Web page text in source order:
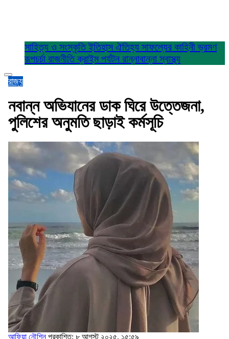
সাহিত্য ও সংস্কৃতিইতিহাস ঐতিহ্য সাফল্যের কাহিনীভ্রমণ
রূপচর্চা রাজনীতিক্রাইম পর্যটন রান্নাবান্নাস্বাস্থ্য
রাজ্য
নবান্ন অভিযানের ডাক ঘিরে উত্তেজনা,
পুলিশের অনুমতি ছাড়াই কর্মসূচি
আফিয়া‌‌ নৌশিন প্রকাশিত: ৮ আগস্ট ২০২৫, ১৫:৫৯